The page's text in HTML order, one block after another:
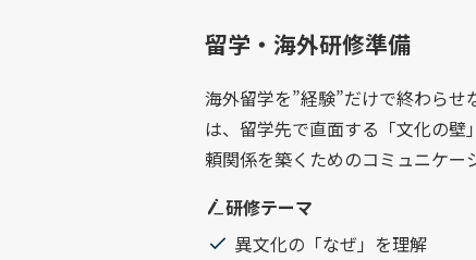
留学・海外研修準備
海外留学を”経験”だけで終わらせ
は、留学先で直面する「文化の
頼関係を築くためのコミュニケー
研修テーマ
異文化の「なぜ」を理解